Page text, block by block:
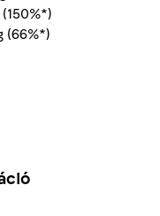
(66%*)